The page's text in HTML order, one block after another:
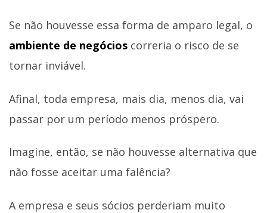
Se não houvesse essa forma de amparo legal, o
ambiente de negócios correria o risco de se
tornar inviável.
Afinal, toda empresa, mais dia, menos dia, vai
passar por um período menos próspero.
Imagine, então, se não houvesse alternativa que
não fosse aceitar uma falência?
A empresa e seus sócios perderiam muito